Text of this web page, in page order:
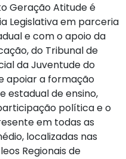
Geração Atitude é
Legislativa em parceria
e com o apoio da
do Tribunal de
da Juventude do
apoiar a formação
estadual de ensino,
política e o
em todas as
localizadas nas
Regionais de